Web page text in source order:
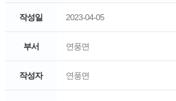
작성일 2023-04-05
부서 연풍면
작성자 연풍면